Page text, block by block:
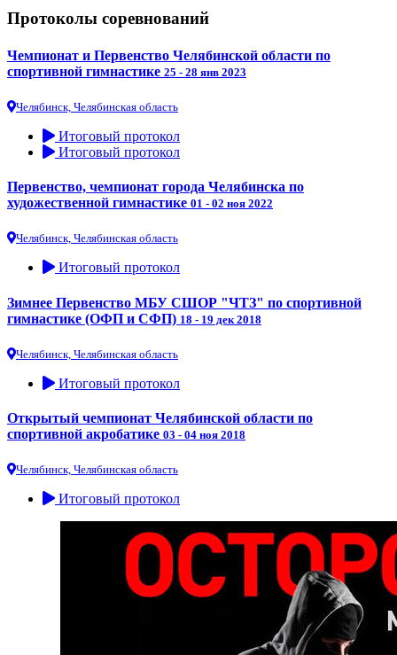
Протоколы соревнований
Чемпионат и Первенство Челябинской области по
спортивной гимнастике 25 - 28 янв 2023
Челябинск, Челябинская область
Итоговый протокол
Итоговый протокол
Первенство, чемпионат города Челябинска по
художественной гимнастике 01 - 02 ноя 2022
Челябинск, Челябинская область
Итоговый протокол
Зимнее Первенство МБУ СШОР "ЧТЗ" по спортивной
гимнастике (ОФП и СФП) 18 - 19 дек 2018
Челябинск, Челябинская область
Итоговый протокол
Открытый чемпионат Челябинской области по
спортивной акробатике 03 - 04 ноя 2018
Челябинск, Челябинская область
Итоговый протокол